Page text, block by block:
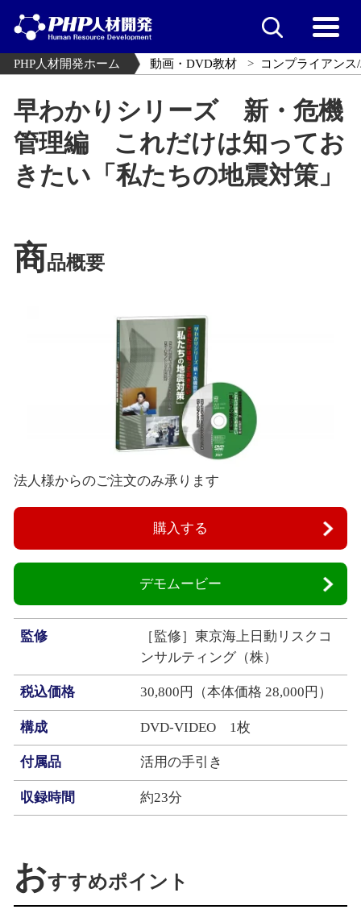
PHP人材開発ホーム 動画・DVD教材 コンプライアン
早わかりシリーズ 新・危機
管理編 これだけは知ってお
きたい「私たちの地震対策」
商品概要
法人様からのご注文のみ承ります
購入する
デモムービー
監修
［監修］東京海上日動リスクコ
ンサルティング（株）
税込価格 30,800円（本体価格 28,000円）
構成 DVD-VIDEO 1枚
付属品 活用の手引き
収録時間 約23分
おすすめポイント